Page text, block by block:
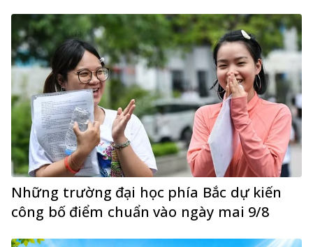
Những trường đại học phía Bắc dự kiến
công bố điểm chuẩn vào ngày mai 9/8